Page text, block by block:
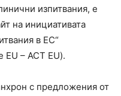
изпитвания, е
на инициативата
в ЕС“
– ACT EU).
с предложения от